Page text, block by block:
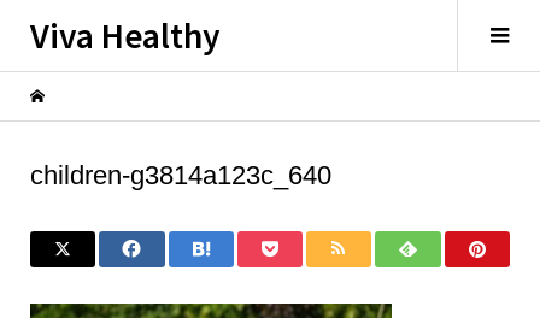
Viva Healthy
children-g3814a123c_640